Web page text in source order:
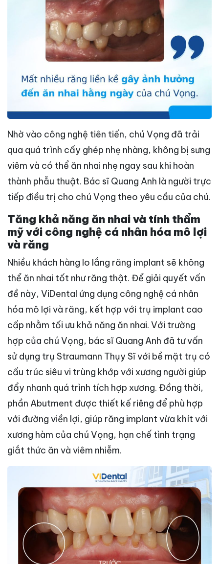
Nhờ vào công nghệ tiên tiến, chú Vọng đã trải
qua quá trình cấy ghép nhẹ nhàng, không bị sưng
viêm và có thể ăn nhai nhẹ ngay sau khi hoàn
thành phẫu thuật. Bác sĩ Quang Anh là người trực
tiếp điều trị cho chú Vọng theo yêu cầu của chú.
Tăng khả năng ăn nhai và tính thẩm
mỹ với công nghệ cá nhân hóa mô lợi
và răng
Nhiều khách hàng lo lắng răng implant sẽ không
thể ăn nhai tốt như răng thật. Để giải quyết vấn
đề này, ViDental ứng dụng công nghệ cá nhân
hóa mô lợi và răng, kết hợp với trụ implant cao
cấp nhằm tối ưu khả năng ăn nhai. Với trường
hợp của chú Vọng, bác sĩ Quang Anh đã tư vấn
sử dụng trụ Straumann Thụy Sĩ với bề mặt trụ có
cấu trúc siêu vi trùng khớp với xương người giúp
đẩy nhanh quá trình tích hợp xương. Đồng thời,
phần Abutment được thiết kế riêng để phù hợp
với đường viền lợi, giúp răng implant vừa khít với
xương hàm của chú Vọng, hạn chế tình trạng
giắt thức ăn và viêm nhiễm.